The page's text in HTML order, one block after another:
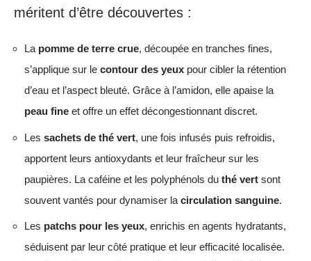
méritent d’être découvertes :
La pomme de terre crue, découpée en tranches fines,
s’applique sur le contour des yeux pour cibler la rétention
d’eau et l’aspect bleuté. Grâce à l’amidon, elle apaise la
peau fine et offre un effet décongestionnant discret.
Les sachets de thé vert, une fois infusés puis refroidis,
apportent leurs antioxydants et leur fraîcheur sur les
paupières. La caféine et les polyphénols du thé vert sont
souvent vantés pour dynamiser la circulation sanguine.
Les patchs pour les yeux, enrichis en agents hydratants,
séduisent par leur côté pratique et leur efficacité localisée.